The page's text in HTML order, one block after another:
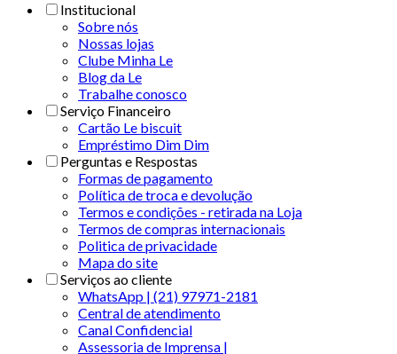
Institucional
Sobre nós
Nossas lojas
Clube Minha Le
Blog da Le
Trabalhe conosco
Serviço Financeiro
Cartão Le biscuit
Empréstimo Dim Dim
Perguntas e Respostas
Formas de pagamento
Política de troca e devolução
Termos e condições - retirada na Loja
Termos de compras internacionais
Politica de privacidade
Mapa do site
Serviços ao cliente
WhatsApp | (21) 97971-2181
Central de atendimento
Canal Confidencial
Assessoria de Imprensa |